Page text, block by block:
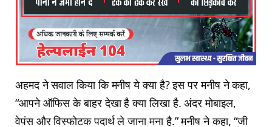
अहमद ने सवाल किया कि मनीष ये क्या है? इस पर मनीष ने कहा,
“आपने ऑफिस के बाहर देखा है क्या लिखा है. अंदर मोबाइल,
वेपंस और विस्फोटक पदार्थ ले जाना मना है.” मनीष ने कहा, “जी